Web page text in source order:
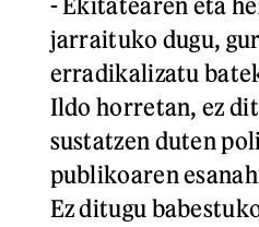
jarraituko dugu,
erradikalizatu
Ildo horretan, ez
sustatzen duten
publikoaren
Ez ditugu